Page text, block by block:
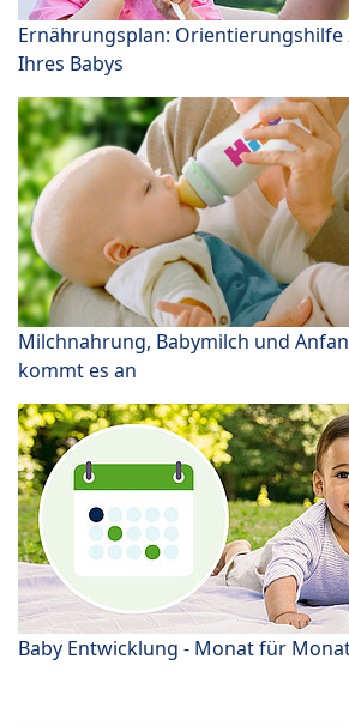
Ernährungsplan:
Ihres Babys
Milchnahrung, Babymilch und
kommt es an
Baby Entwicklung - Monat für